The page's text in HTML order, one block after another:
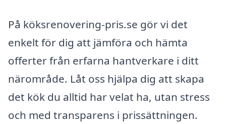
På köksrenovering-pris.se gör vi det
enkelt för dig att jämföra och hämta
offerter från erfarna hantverkare i ditt
närområde. Låt oss hjälpa dig att skapa
det kök du alltid har velat ha, utan stress
och med transparens i prissättningen.